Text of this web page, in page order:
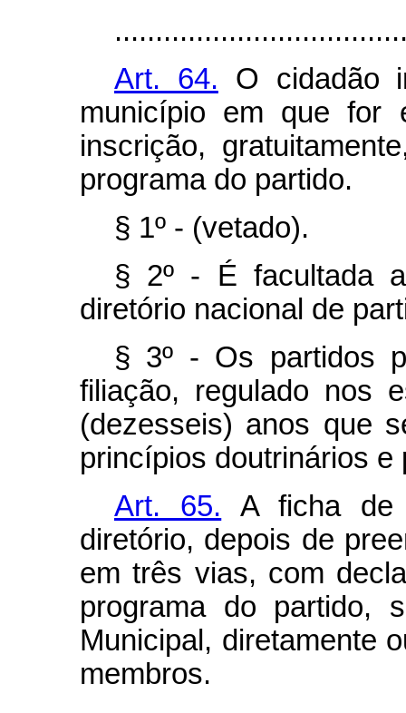
Art. 64. O cidadão
município em que for
inscrição,
programa do partido.
§ 1º - (vetado).
§ 2º - É facultada
diretório nacional de
§ 3º - Os partidos
filiação, regulado nos
(dezesseis) anos que
princípios doutrinários e
Art. 65. A ficha de
diretório, depois de
em três vias, com
programa do partido,
Municipal, diretamente
membros.